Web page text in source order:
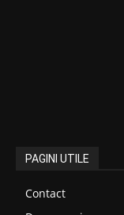
PAGINI UTILE
Contact